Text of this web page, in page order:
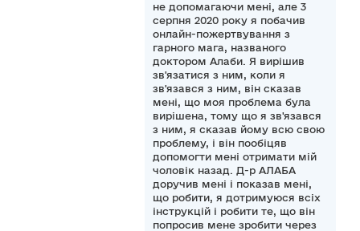
не допомагаючи мені, але 3
серпня 2020 року я побачив
онлайн-пожертвування з
гарного мага, названого
доктором Алаби. Я вирішив
зв'язатися з ним, коли я
зв'язався з ним, він сказав
мені, що моя проблема була
вирішена, тому що я зв'язався
з ним, я сказав йому всю свою
проблему, і він пообіцяв
допомогти мені отримати мій
чоловік назад. Д-р АЛАБА
доручив мені і показав мені,
що робити, я дотримуюся всіх
інструкцій і робити те, що він
попросив мене зробити через